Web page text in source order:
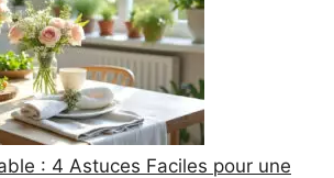
: 4 Astuces Faciles pour une